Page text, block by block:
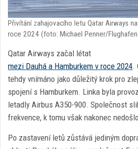
Přivítání zahajovacího letu Qatar Airways
roce 2024 (foto: Michael Penner/
Qatar Airways začal létat
mezi Dauhá a Hamburkem v roce 2024.
tehdy vnímáno jako důležitý krok pro
spojení s Hamburkem. Linka byla
letadly Airbus A350-900. Společnost
frekvence, k tomu však nakonec
Po zastavení letů zůstává jediným